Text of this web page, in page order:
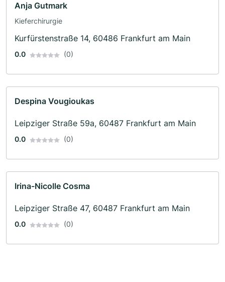
Anja Gutmark
Kieferchirurgie
Kurfürstenstraße 14, 60486 Frankfurt am Main
0.0 (0)
Despina Vougioukas
Leipziger Straße 59a, 60487 Frankfurt am Main
0.0 (0)
Irina-Nicolle Cosma
Leipziger Straße 47, 60487 Frankfurt am Main
0.0 (0)